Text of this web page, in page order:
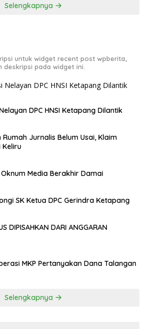
Selengkapnya
untuk widget recent post wpberita,
deskripsi pada widget ini.
DPC HNSI Ketapang Dilantik
Jurnalis Belum Usai, Klaim
Keliru
Media Berakhir Damai
SK Ketua DPC Gerindra Ketapang
DIPISAHKAN DARI ANGGARAN
MKP Pertanyakan Dana Talangan
Selengkapnya